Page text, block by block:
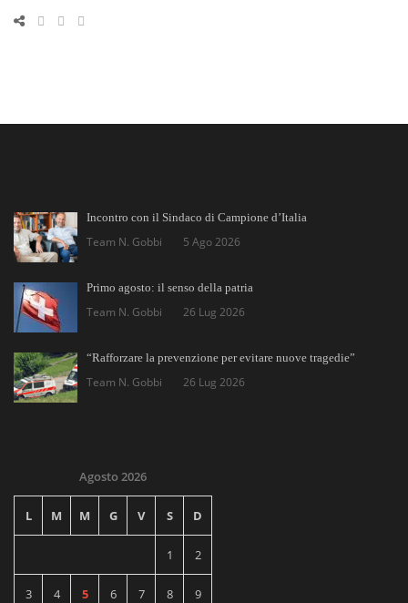
Incontro con il Sindaco di Campione d’Italia
Team N. Gobbi 5 Ago 2026
Primo agosto: il senso della patria
Team N. Gobbi 26 Lug 2026
“Rafforzare la prevenzione per evitare nuove tragedie”
Team N. Gobbi 26 Lug 2026
Agosto 2026
L M M G V S D
1 2
3 4 5 6 7 8 9